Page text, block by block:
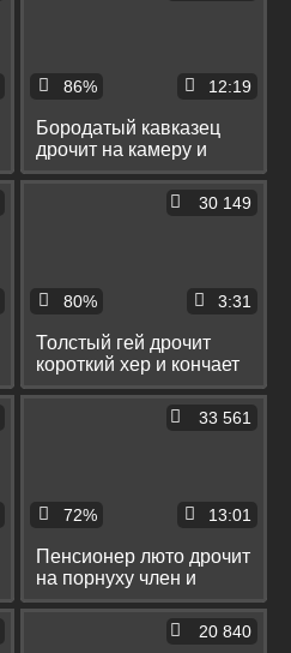
86% 12:19
Бородатый кавказец
дрочит на камеру и
кончает себе на живот
80%
30 149
3:31
Толстый гей дрочит
короткий хер и кончает
с громкими стонами
72%
33 561
13:01
Пенсионер люто дрочит
на порнуху член и
кончает себе на живот
20 840